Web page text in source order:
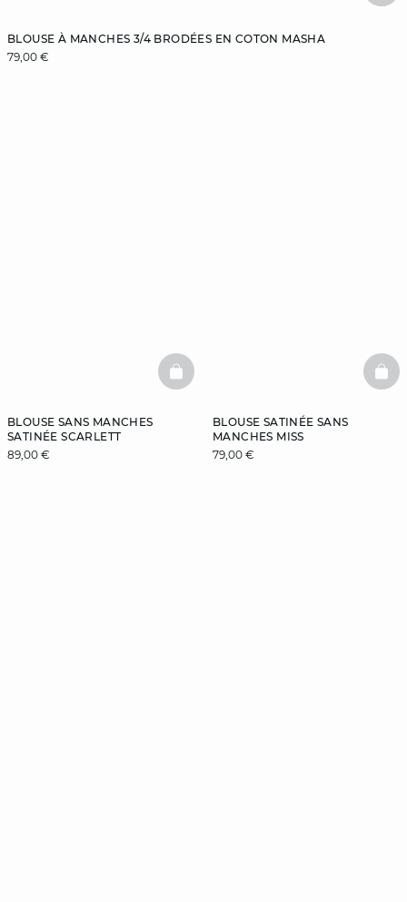
BLOUSE À MANCHES 3/4 BRODÉES EN COTON MASHA
79,00 €
BLOUSE SANS MANCHES
SATINÉE SCARLETT
89,00 €
BASKETFULL
BLOUSE SATINÉE SANS
MANCHES MISS
79,00 €